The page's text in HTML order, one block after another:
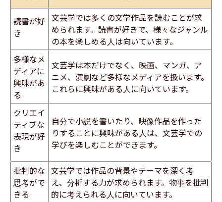
読書が好
き
文芸学では多くの文学作品を読むことが求
められます。読書が好きで、様々なジャンル
の本を楽しめる人は向いています。
多様なメ
ディアに
興味があ
る
文芸学は本だけでなく、映画、マンガ、ア
ニメ、演劇など多様なメディアを扱います。
これらに興味がある人に向いています。
​クリエイ
ティブな
表現が好
き​
自分で小説を書いたり、映像作品を作った
りすることに興味がある人は、文芸学での
学びを楽しむことができます。
批判的な
思考がで
きる
文芸学では作品の背景やテーマを深く考
え、分析する力が求められます。物事を批判
的に考えられる人に向いています。